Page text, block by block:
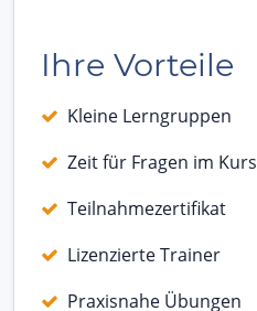
Ihre Vorteile
Kleine Lerngruppen
Zeit für Fragen im Kurs
Teilnahmezertifikat
Lizenzierte Trainer
Praxisnahe Übungen